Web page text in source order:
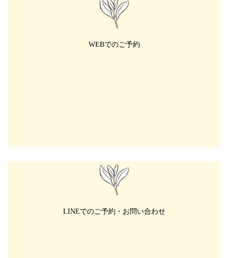
WEBでのご予約
LINEでのご予約・お問い合わせ